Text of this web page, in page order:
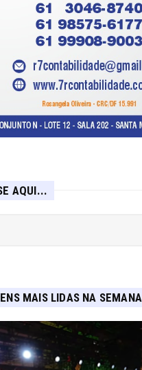
AQUI...
MAIS LIDAS NA SEMANA